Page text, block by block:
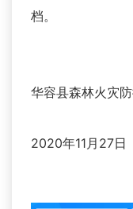
档。
华容县森林火
2020年11月27日